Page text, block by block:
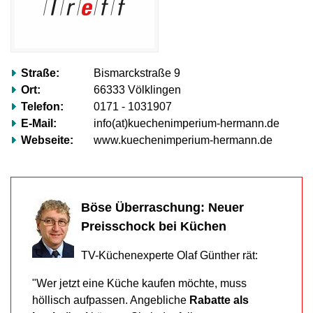
Straße:
Bismarckstraße 9
Ort:
66333 Völklingen
Telefon:
0171 - 1031907
E-Mail:
info(at)kuechenimperium-hermann.de
Webseite:
www.kuechenimperium-hermann.de
Böse Überraschung: Neuer
Preisschock bei Küchen
TV-Küchenexperte Olaf Günther rät:
"Wer jetzt eine Küche kaufen möchte, muss
höllisch aufpassen. Angebliche Rabatte als